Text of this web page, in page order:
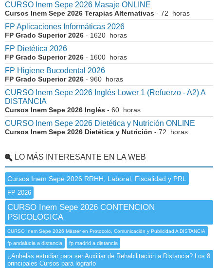
CURSO Inem Sepe 2026 Masaje ONLINE
Cursos Inem Sepe 2026 Terapias Alternativas - 72 horas
FP Aplicaciones Informáticas 2026
FP Grado Superior 2026 - 1620 horas
FP Dietética 2026
FP Grado Superior 2026 - 1600 horas
FP Higiene Bucodental 2026
FP Grado Superior 2026 - 960 horas
CURSO Inem Sepe 2026 Inglés Lower 1 (Refuerzo - A2) A
DISTANCIA
Cursos Inem Sepe 2026 Inglés - 60 horas
CURSO Inem Sepe 2026 Dietética y Nutrición ONLINE
Cursos Inem Sepe 2026 Dietética y Nutrición - 72 horas
LO MÁS INTERESANTE EN LA WEB
Cursos Inem Sepe 2026 RRHH, Laboral, Fiscalidad y PRL
FP 2026
CURSO Inem Sepe 2026 CONTENCION
PSICOLOGICA
CURSO Inem Sepe 2026 Máster en Protocolo, Comunicación y Publicidad A DISTANCIA
fp andalucia a distancia fp madrid a distancia
¿Anhelas estudiar para ser Auxiliar de Rehabilitación a Distancia? Los 8
principales Cursos para lograrlo